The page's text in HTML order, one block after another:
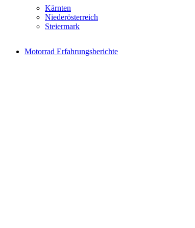
Kärnten
Niederösterreich
Steiermark
Motorrad Erfahrungsberichte